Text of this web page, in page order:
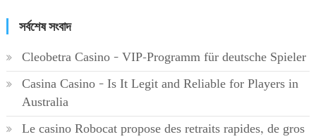
সর্বশেষ সংবাদ
Cleobetra Casino – VIP-Programm für deutsche Spieler
Casina Casino – Is It Legit and Reliable for Players in
Australia
Le casino Robocat propose des retraits rapides, de gros